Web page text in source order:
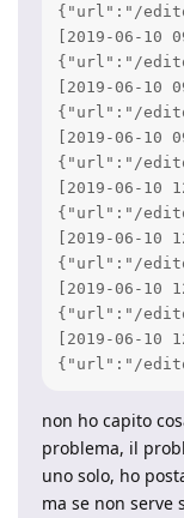
{"url":"/
[2019-06-10
{"url":"/
[2019-06-10
{"url":"/
[2019-06-10
{"url":"/
[2019-06-10
{"url":"/
[2019-06-10
{"url":"/
[2019-06-10
{"url":"/
[2019-06-10
{"url":"/
non ho capito
problema, il
uno solo, ho
ma se non serve